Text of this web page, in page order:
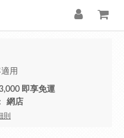
用
即享免運
網店
則